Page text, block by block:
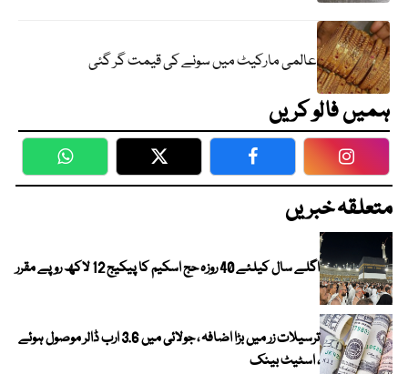
عالمی مارکیٹ میں سونے کی قیمت گر گئی
ہمیں فالو کریں
WhatsApp Twitter Facebook
متعلقہ خبریں
اگلے سال کیلئے 40 روزہ حج اسکیم کا پیکیج 12 لاکھ روپے مقرر
ترسیلات زر میں بڑا اضافہ ، جولائی میں 3.6 ارب ڈالر موصول ہوئے
، اسٹیٹ بینک